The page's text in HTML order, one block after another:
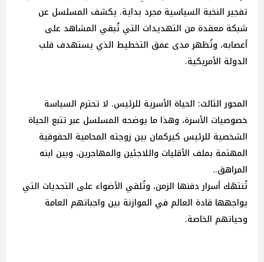
تفجير النخبة السياسية مجرد بداية. يكشف المسلسل عن
شبكة معقدة من التهديدات التي تُبقي المشاهد على
أعصابه، وتُظهر مدى عمق التخطيط الذي يستهدف قلب
الدولة الأمريكية.
المحور الثالث: الحياة الأسرية للرئيس. لا تحترم السياسة
خصوصيات الأسرة، وهذا ما يوضحه المسلسل عبر تتبع الحياة
الشخصية للرئيس كيركمان بين زوجته المحامية الحقوقية
المهتمة بملف الأقليات واللاجئين والمهاجرين، وبين ابنه
المراهق..
تُنتهَك أسرار دفنها الزمن، وتُلقي الأضواء على التحديات التي
يواجهها قادة العالم في الموازنة بين واجباتهم العامة
وحياتهم الخاصة.